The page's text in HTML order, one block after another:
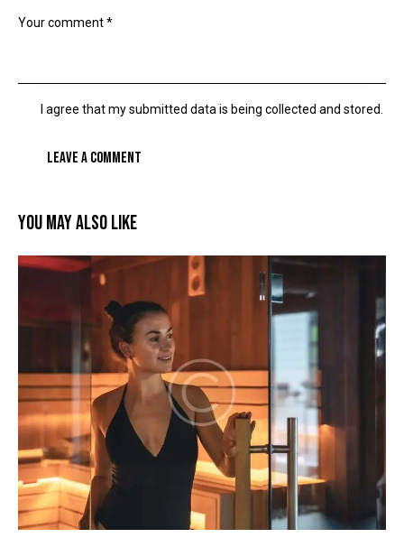
I agree that my submitted data is beingcollected and stored
YOU MAY ALSO LIKE